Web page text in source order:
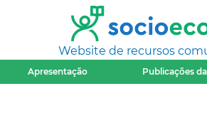
Website de recursos
Apresentação Publicações da